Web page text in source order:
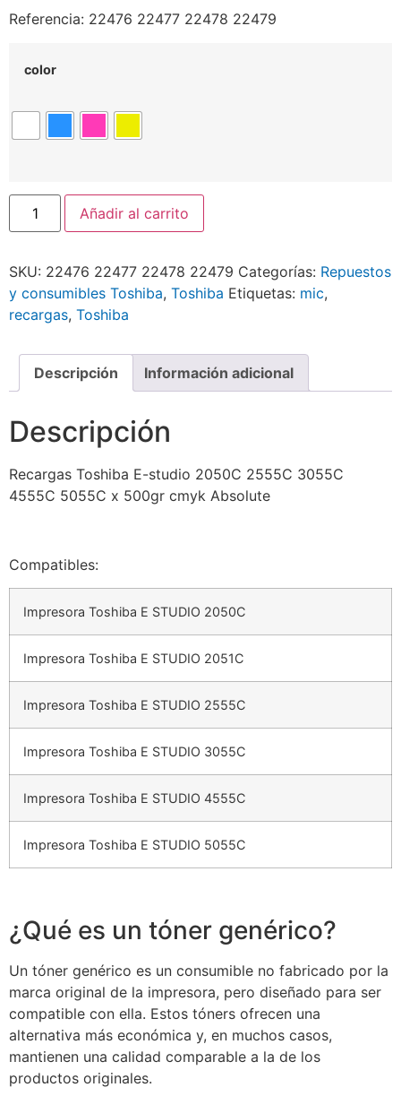
Referencia: 22476 22477 22478 22479
color
Añadir al carrito
SKU: 22476 22477 22478 22479 Categorías: Repuestos
y consumibles Toshiba, Toshiba Etiquetas: mic,
recargas, Toshiba
Descripción Información adicional
Descripción
Recargas Toshiba E-studio 2050C 2555C 3055C
4555C 5055C x 500gr cmyk Absolute
Compatibles:
Impresora Toshiba E STUDIO 2050C
Impresora Toshiba E STUDIO 2051C
Impresora Toshiba E STUDIO 2555C
Impresora Toshiba E STUDIO 3055C
Impresora Toshiba E STUDIO 4555C
Impresora Toshiba E STUDIO 5055C
¿Qué es un tóner genérico?
Un tóner genérico es un consumible no fabricado por la
marca original de la impresora, pero diseñado para ser
compatible con ella. Estos tóners ofrecen una
alternativa más económica y, en muchos casos,
mantienen una calidad comparable a la de los
productos originales.